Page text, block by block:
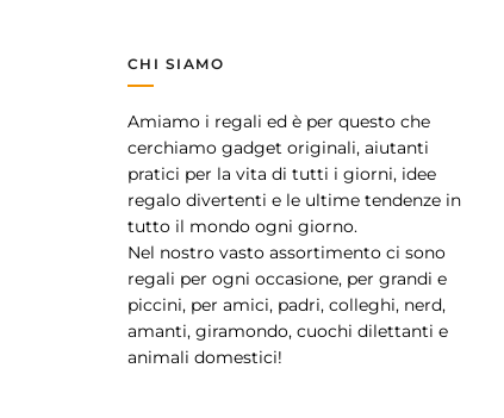
CHI SIAMO
Amiamo i regali ed è per questo che
cerchiamo gadget originali, aiutanti
pratici per la vita di tutti i giorni, idee
regalo divertenti e le ultime tendenze in
tutto il mondo ogni giorno.
Nel nostro vasto assortimento ci sono
regali per ogni occasione, per grandi e
piccini, per amici, padri, colleghi, nerd,
amanti, giramondo, cuochi dilettanti e
animali domestici!